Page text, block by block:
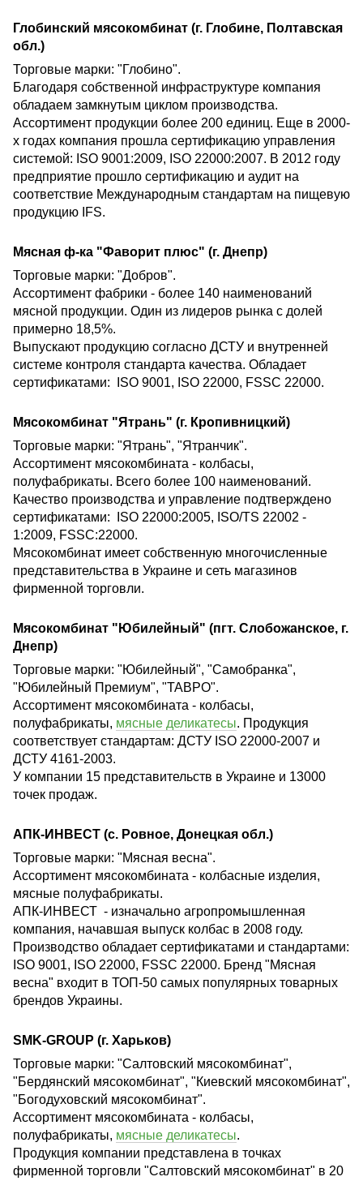
Глобинский мясокомбинат (г. Глобине, Полтавская
обл.)
Торговые марки: "Глобино".
Благодаря собственной инфраструктуре компания
обладаем замкнутым циклом производства.
Ассортимент продукции более 200 единиц. Еще в 2000-
х годах компания прошла сертификацию управления
системой: ISO 9001:2009, ISO 22000:2007. В 2012 году
предприятие прошло сертификацию и аудит на
соответствие Международным стандартам на пищевую
продукцию IFS.
Мясная ф-ка "Фаворит плюс" (г. Днепр)
Торговые марки: "Добров".
Ассортимент фабрики - более 140 наименований
мясной продукции. Один из лидеров рынка с долей
примерно 18,5%.
Выпускают продукцию согласно ДСТУ и внутренней
системе контроля стандарта качества. Обладает
сертификатами: ISO 9001, ISO 22000, FSSC 22000.
Мясокомбинат "Ятрань" (г. Кропивницкий)
Торговые марки: "Ятрань", "Ятранчик".
Ассортимент мясокомбината - колбасы,
полуфабрикаты. Всего более 100 наименований.
Качество производства и управление подтверждено
сертификатами: ISO 22000:2005, ISO/TS 22002 -
1:2009, FSSC:22000.
Мясокомбинат имеет собственную многочисленные
представительства в Украине и сеть магазинов
фирменной торговли.
Мясокомбинат "Юбилейный" (пгт. Слобожанское, г.
Днепр)
Торговые марки: "Юбилейный", "Самобранка",
"Юбилейный Премиум", "ТАВРО".
Ассортимент мясокомбината - колбасы,
полуфабрикаты, мясные деликатесы. Продукция
соответствует стандартам: ДСТУ ISO 22000-2007 и
ДСТУ 4161-2003.
У компании 15 представительств в Украине и 13000
точек продаж.
АПК-ИНВЕСТ (с. Ровное, Донецкая обл.)
Торговые марки: "Мясная весна".
Ассортимент мясокомбината - колбасные изделия,
мясные полуфабрикаты.
АПК-ИНВЕСТ - изначально агропромышленная
компания, начавшая выпуск колбас в 2008 году.
Производство обладает сертификатами и стандартами:
ISO 9001, ISO 22000, FSSC 22000. Бренд "Мясная
весна" входит в ТОП-50 самых популярных товарных
брендов Украины.
SMK-GROUP (г. Харьков)
Торговые марки: "Салтовский мясокомбинат",
"Бердянский мясокомбинат", "Киевский мясокомбинат",
"Богодуховский мясокомбинат".
Ассортимент мясокомбината - колбасы,
полуфабрикаты, мясные деликатесы.
Продукция компании представлена в точках
фирменной торговли "Салтовский мясокомбинат" в 20